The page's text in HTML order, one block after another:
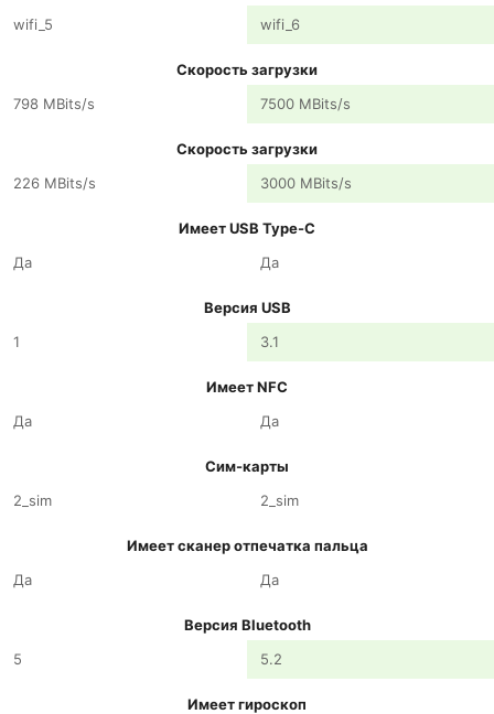
wifi_5
wifi_6
Скорость загрузки
798 MBits/s
7500 MBits/s
Скорость загрузки
226 MBits/s
3000 MBits/s
Имеет USB Type-C
Да
Да
Версия USB
1
3.1
Имеет NFC
Да
Да
Сим-карты
2_sim
2_sim
Имеет сканер отпечатка пальца
Да
Да
Версия Bluetooth
5
5.2
Имеет гироскоп